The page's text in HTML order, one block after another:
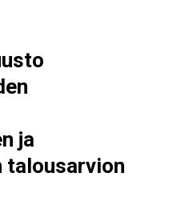
ja
talousarvion